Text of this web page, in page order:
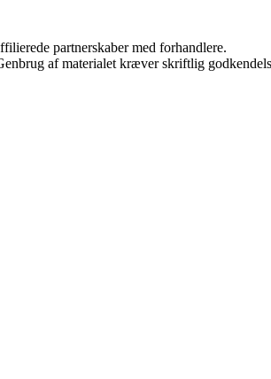
partnerskaber med forhandlere.
af materialet kræver skriftlig